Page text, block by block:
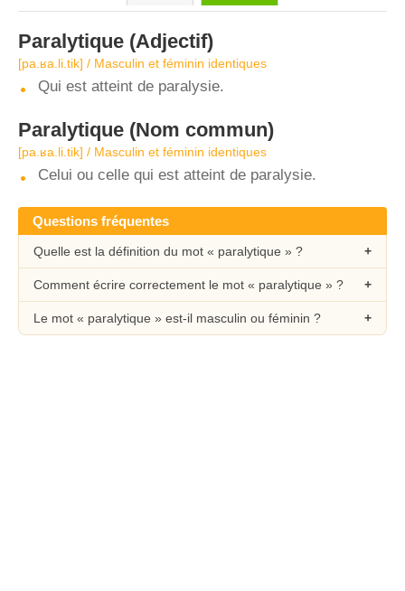
Paralytique (Adjectif)
[pa.ʁa.li.tik] / Masculin et féminin identiques
Qui est atteint de paralysie.
Paralytique (Nom commun)
[pa.ʁa.li.tik] / Masculin et féminin identiques
Celui ou celle qui est atteint de paralysie.
Questions fréquentes
Quelle est la définition du mot « paralytique » ?
Comment écrire correctement le mot « paralytique » ?
Le mot « paralytique » est-il masculin ou féminin ?